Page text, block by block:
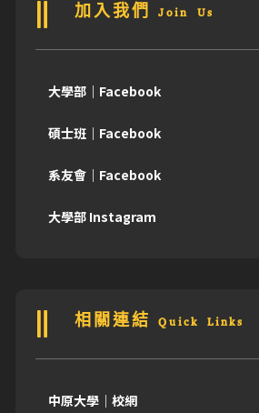
加入我們 Join Us
大學部｜Facebook
碩士班｜Facebook
系友會｜Facebook
大學部 Instagram
相關連結 Quick Links
中原大學｜校網